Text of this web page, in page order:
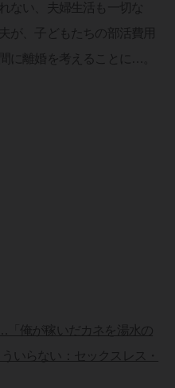
ない、夫婦生活も一切な
が、子どもたちの部活費用
に離婚を考えることに…。
「俺が稼いだカネを湯水の
いらない：セックスレス・